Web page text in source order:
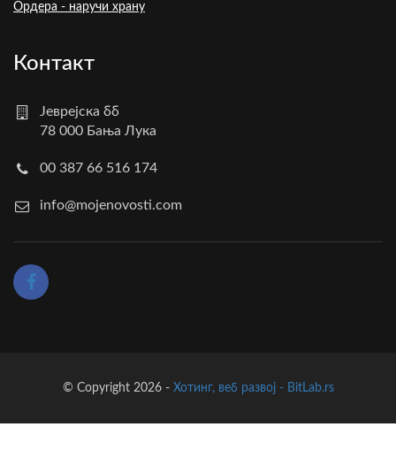
Ордера - наручи храну
Контакт
Јеврејска бб
78 000 Бања Лука
00 387 66 516 174
info@mojenovosti.com
© Copyright 2026 - Хотинг, веб развој - BitLab.rs